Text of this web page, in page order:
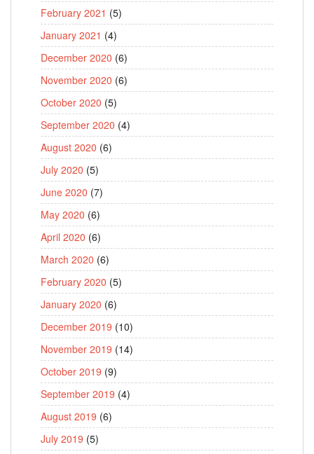
February 2021 (5)
January 2021 (4)
December 2020 (6)
November 2020 (6)
October 2020 (5)
September 2020 (4)
August 2020 (6)
July 2020 (5)
June 2020 (7)
May 2020 (6)
April 2020 (6)
March 2020 (6)
February 2020 (5)
January 2020 (6)
December 2019 (10)
November 2019 (14)
October 2019 (9)
September 2019 (4)
August 2019 (6)
July 2019 (5)